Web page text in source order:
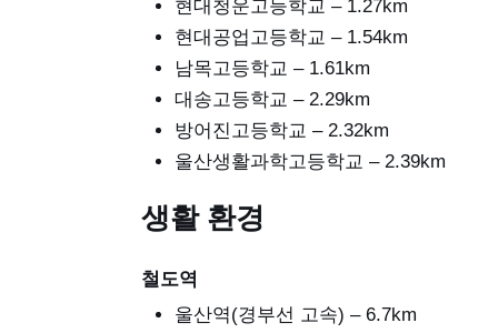
현대청운고등학교 – 1.27km
현대공업고등학교 – 1.54km
남목고등학교 – 1.61km
대송고등학교 – 2.29km
방어진고등학교 – 2.32km
울산생활과학고등학교 – 2.39km
생활 환경
철도역
울산역(경부선 고속) – 6.7km